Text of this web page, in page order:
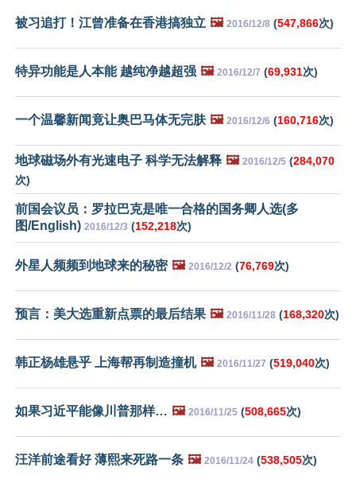
被习追打！江曾准备在香港搞独立 🖼️ 2016/12/8 (547,866次)
特异功能是人本能 越纯净越超强 🖼️ 2016/12/7 (69,931次)
一个温馨新闻竟让奥巴马体无完肤 🖼️ 2016/12/6 (160,716次)
地球磁场外有光速电子 科学无法解释 🖼️ 2016/12/5 (284,070
次)
前国会议员：罗拉巴克是唯一合格的国务卿人选(多
图/English) 2016/12/3 (152,218次)
外星人频频到地球来的秘密 🖼️ 2016/12/2 (76,769次)
预言：美大选重新点票的最后结果 🖼️ 2016/11/28 (168,320次)
韩正杨雄悬乎 上海帮再制造撞机 🖼️ 2016/11/27 (519,040次)
如果习近平能像川普那样… 🖼️ 2016/11/25 (508,665次)
汪洋前途看好 薄熙来死路一条 🖼️ 2016/11/24 (538,505次)